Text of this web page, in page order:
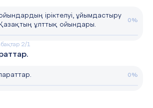
іріктелуі, ұйымдастыру
ұлттық ойындары.
0%
2/1
0%